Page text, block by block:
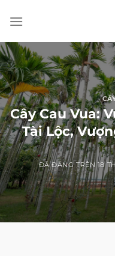
đến
dung
Cây Cau Vua:
Tài Lộc,
ĐÃ ĐĂNG TRÊN18